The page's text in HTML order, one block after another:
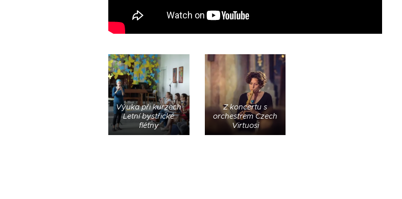
Výuka při kurzech
Letní bystřické
flétny
Z koncertu s
orchestrem Czech
Virtuosi